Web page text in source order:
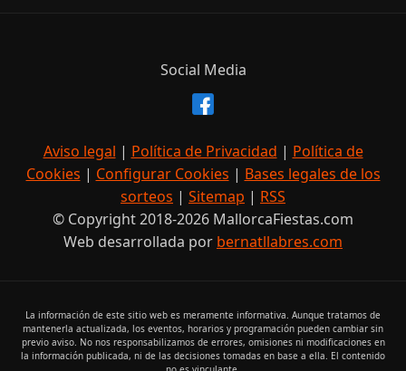
Social Media
Aviso legal | Política de Privacidad | Política de
Cookies | Configurar Cookies | Bases legales de los
sorteos | Sitemap | RSS
© Copyright 2018-2026 MallorcaFiestas.com
Web desarrollada por bernatllabres.com
La información de este sitio web es meramente informativa. Aunque tratamos de
mantenerla actualizada, los eventos, horarios y programación pueden cambiar sin
previo aviso. No nos responsabilizamos de errores, omisiones ni modificaciones en
la información publicada, ni de las decisiones tomadas en base a ella. El contenido